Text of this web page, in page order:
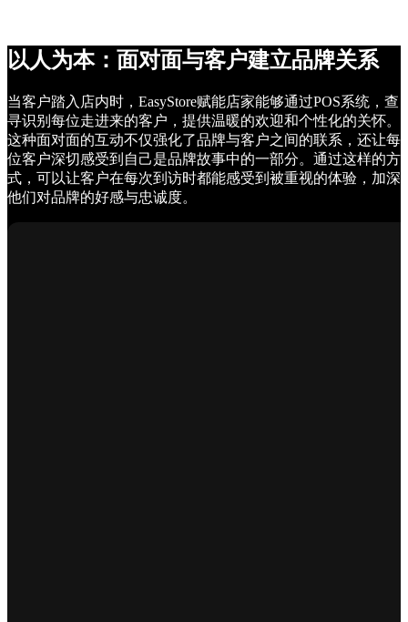
以人为本：面对面与客户建立品牌关系
当客户踏入店内时，EasyStore赋能店家能够通过POS系统，查
寻识别每位走进来的客户，提供温暖的欢迎和个性化的关怀。
这种面对面的互动不仅强化了品牌与客户之间的联系，还让每
位客户深切感受到自己是品牌故事中的一部分。通过这样的方
式，可以让客户在每次到访时都能感受到被重视的体验，加深
他们对品牌的好感与忠诚度。